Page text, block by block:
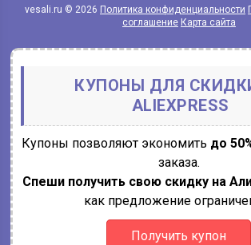
vesali.ru © 2026 Политика конфиденциальности
соглашение Карта сайта
КУПОНЫ ДЛЯ
ALIEXPRESS
Купоны позволяют экономить до
заказа.
Спеши получить свою скидку на
как предложение
Получить купон